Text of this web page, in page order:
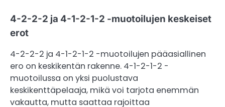
4-2-2-2 ja 4-1-2-1-2 -muotoilujen keskeiset
erot
4-2-2-2 ja 4-1-2-1-2 -muotoilujen pääasiallinen
ero on keskikentän rakenne. 4-1-2-1-2 -
muotoilussa on yksi puolustava
keskikenttäpelaaja, mikä voi tarjota enemmän
vakautta, mutta saattaa rajoittaa